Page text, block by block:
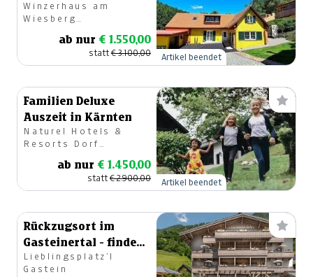
Winzerhaus am
Wiesberg
ab nur € 1.550,00
statt€ 3.100,00 Artikel beendet
Familien Deluxe
Auszeit in Kärnten
Naturel Hotels &
Resorts Dorf
ab nur € 1.450,00
statt€ 2.900,00 Artikel beendet
Rückzugsort im
Gasteinertal - finde
dein Lieblingsplatzl
Lieblingsplatz’l
Gastein